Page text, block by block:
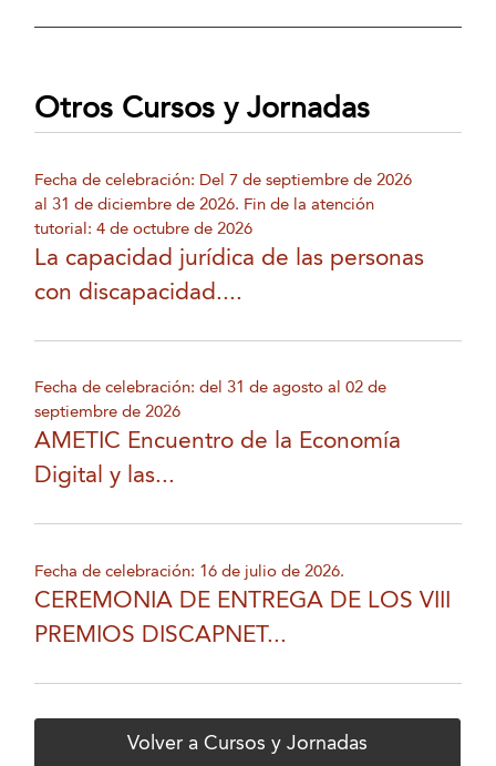
Otros Cursos y Jornadas
Fecha de celebración: Del 7 de septiembre de 2026
al 31 de diciembre de 2026. Fin de la atención
tutorial: 4 de octubre de 2026
La capacidad jurídica de las personas
con discapacidad....
Fecha de celebración: del 31 de agosto al 02 de
septiembre de 2026
AMETIC Encuentro de la Economía
Digital y las...
Fecha de celebración: 16 de julio de 2026.
CEREMONIA DE ENTREGA DE LOS VIII
PREMIOS DISCAPNET...
Volver a Cursos y Jornadas